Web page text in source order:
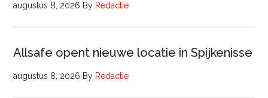
augustus 8, 2026 By Redactie
Allsafe opent nieuwe locatie in Spijkenisse
augustus 8, 2026 By Redactie